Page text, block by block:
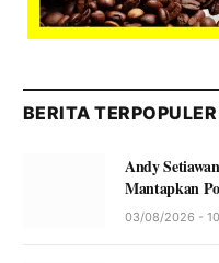
BERITA TERPOPULER
Andy
Mantapkan
03/08/2026 -